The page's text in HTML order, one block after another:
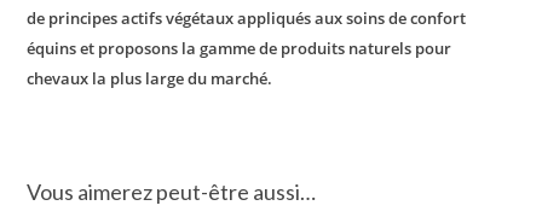
de principes actifs végétaux appliqués aux soins de confort
équins et proposons la gamme de produits naturels pour
chevaux la plus large du marché.
Vous aimerez peut-être aussi…